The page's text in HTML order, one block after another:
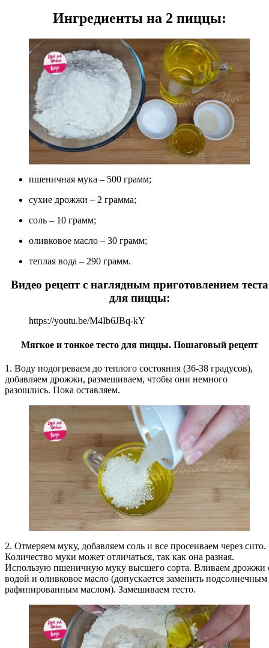
Ингредиенты на 2 пиццы:
пшеничная мука – 500 грамм;
сухие дрожжи – 2 грамма;
соль – 10 грамм;
оливковое масло – 30 грамм;
теплая вода – 290 грамм.
Видео рецепт с наглядным приготовлением теста
для пиццы:
https://youtu.be/M4Ib6JBq-kY
Мягкое и тонкое тесто для пиццы. Пошаговый рецепт
1. Воду подогреваем до теплого состояния (36-38 градусов),
добавляем дрожжи, размешиваем, чтобы они немного
разошлись. Пока оставляем.
2. Отмеряем муку, добавляем соль и все просеиваем через сито.
Количество муки может отличаться, так как она разная.
Использую пшеничную муку высшего сорта. Вливаем дрожжи
водой и оливковое масло (допускается заменить подсолнечным
рафинированным маслом). Замешиваем тесто.